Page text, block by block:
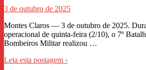
3 de outubro de 2025
Montes Claros — 3 de outubro de 2025.
operacional de quinta‑feira (2/10), o 7º
Bombeiros Militar realizou …
Leia esta postagem ›